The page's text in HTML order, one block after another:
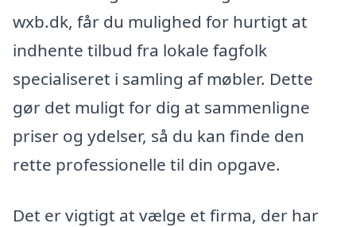
wxb.dk, får du mulighed for hurtigt at
indhente tilbud fra lokale fagfolk
specialiseret i samling af møbler. Dette
gør det muligt for dig at sammenligne
priser og ydelser, så du kan finde den
rette professionelle til din opgave.
Det er vigtigt at vælge et firma, der har